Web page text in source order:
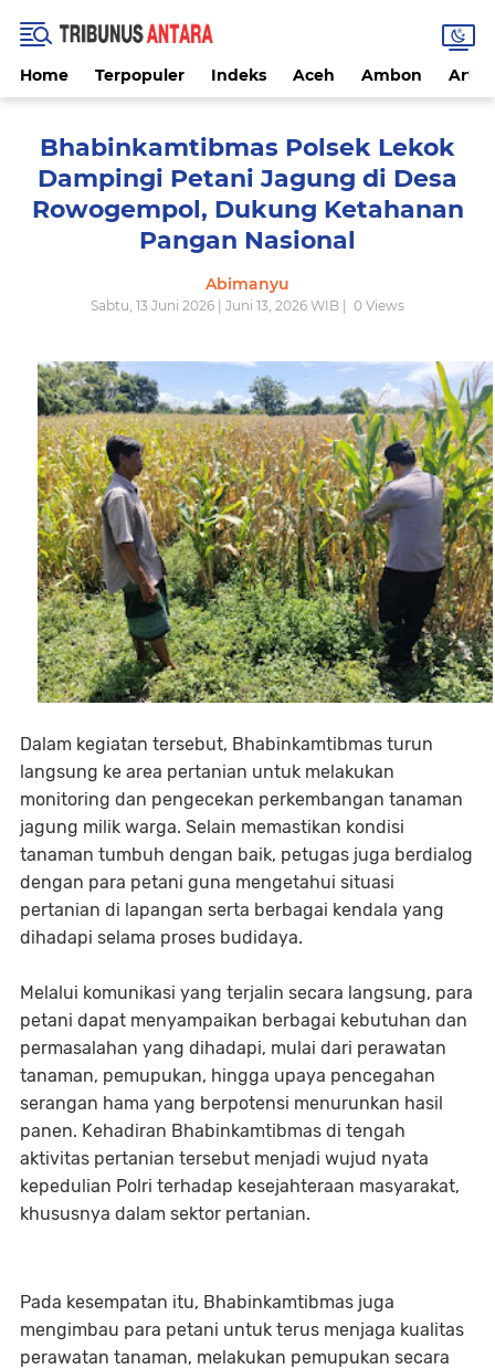
Home Terpopuler Indeks Aceh Ambon
Bhabinkamtibmas Polsek Lekok
Dampingi Petani Jagung di Desa
Rowogempol, Dukung Ketahanan
Pangan Nasional
Abimanyu
Sabtu, 13 Juni 2026 | Juni 13, 2026 WIB | 0 Views
Dalam kegiatan tersebut, Bhabinkamtibmas turun
langsung ke area pertanian untuk melakukan
monitoring dan pengecekan perkembangan tanaman
jagung milik warga. Selain memastikan kondisi
tanaman tumbuh dengan baik, petugas juga berdialog
dengan para petani guna mengetahui situasi
pertanian di lapangan serta berbagai kendala yang
dihadapi selama proses budidaya.
Melalui komunikasi yang terjalin secara langsung, para
petani dapat menyampaikan berbagai kebutuhan dan
permasalahan yang dihadapi, mulai dari perawatan
tanaman, pemupukan, hingga upaya pencegahan
serangan hama yang berpotensi menurunkan hasil
panen. Kehadiran Bhabinkamtibmas di tengah
aktivitas pertanian tersebut menjadi wujud nyata
kepedulian Polri terhadap kesejahteraan masyarakat,
khususnya dalam sektor pertanian.
Pada kesempatan itu, Bhabinkamtibmas juga
mengimbau para petani untuk terus menjaga kualitas
perawatan tanaman, melakukan pemupukan secara